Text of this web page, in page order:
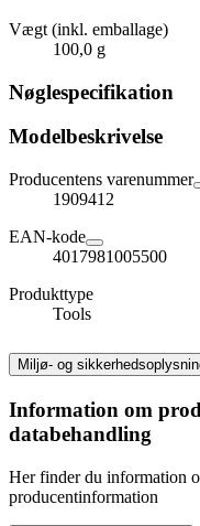
Vægt (inkl. emballage)
100,0 g
Nøglespecifikation
Modelbeskrivelse
Producentens varenummer
1909412
EAN-kode
4017981005500
Produkttype
Tools
Miljø- og
Information om
databehandling
Her finder du information
producentinformation